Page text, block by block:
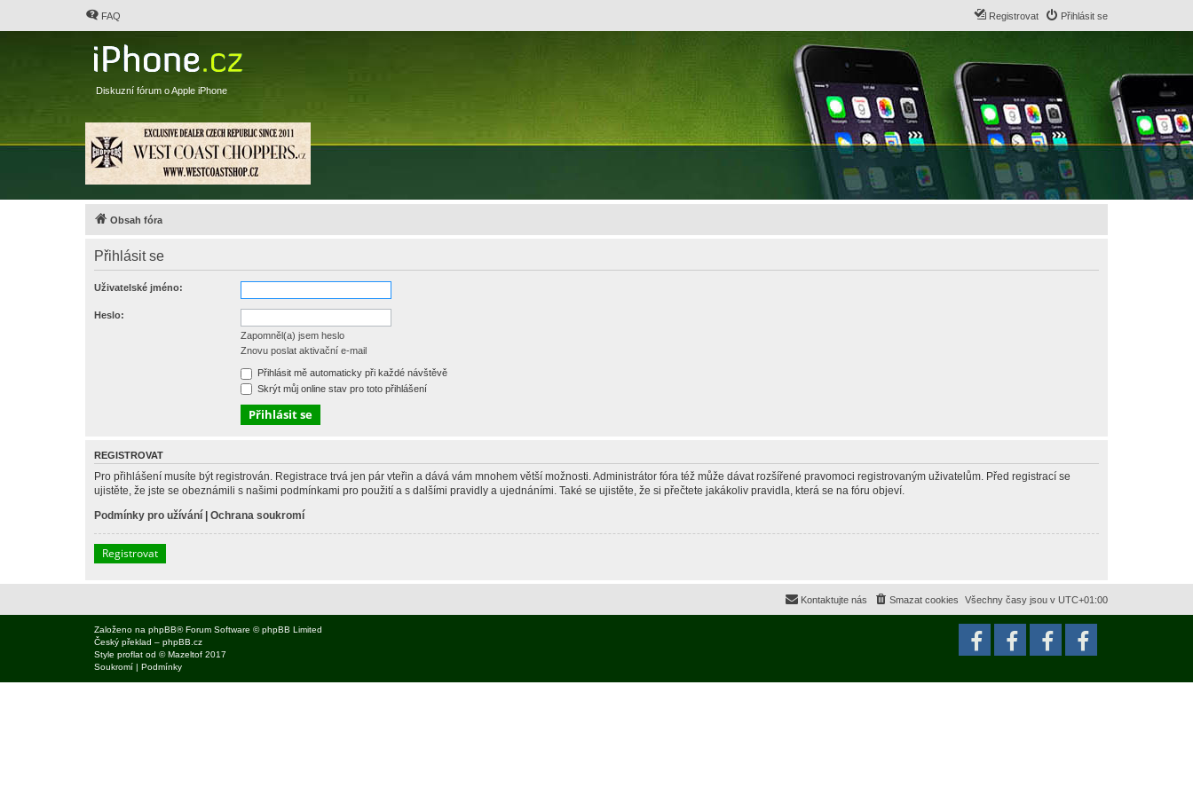
FAQ Přihlásit se
Registrovat
Diskuzní fórum o Apple iPhone
Obsah fóra
Přihlásit se
Uživatelské jméno:
Heslo:
Zapomněl(a) jsem heslo
Znovu poslat aktivační e-mail
Přihlásit mě automaticky při každé návštěvě
Skrýt můj online stav pro toto přihlášení
REGISTROVAT
Pro přihlášení musíte být registrován. Registrace trvá jen pár vteřin a dává vám mnohem větší možnosti. Administrátor fóra též může dávat rozšířené pravomoci registrovaným uživatelům. Před registrací se
ujistěte, že jste se obeznámili s našimi podmínkami pro použití a s dalšími pravidly a ujednáními. Také se ujistěte, že si přečtete jakákoliv pravidla, která se na fóru objeví.
Podmínky pro užívání | Ochrana soukromí
Registrovat
Všechny časy jsou v UTC+01:00
Smazat cookies
Kontaktujte nás
Založeno na phpBB® Forum Software © phpBB Limited
Český překlad – phpBB.cz
Style proflat od ©Mazeltof 2017
Soukromí | Podmínky